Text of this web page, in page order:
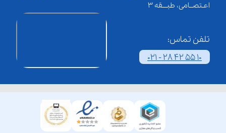
اعـتصــامی، طبـــقه 3
تلفن تماس:
021 - 28 42 55 10